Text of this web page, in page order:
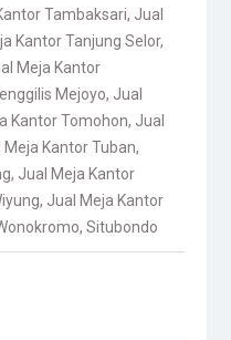
Tambaksari, Jual
Kantor Tanjung Selor,
Meja Kantor
Mejoyo, Jual
Kantor Tomohon, Jual
Meja Kantor Tuban,
, Jual Meja Kantor
, Jual Meja Kantor
, Situbondo